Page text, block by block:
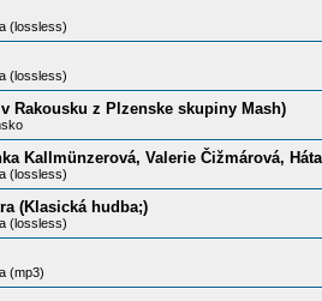
(lossless)
(lossless)
Rakousku z Plzenske skupiny Mash)
Kallmünzerová, Valerie Čižmárová,
(lossless)
(Klasická hudba;)
(lossless)
(mp3)